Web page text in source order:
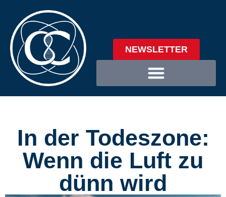
NEWSLETTER
In der Todeszone:
Wenn die Luft zu
dünn wird